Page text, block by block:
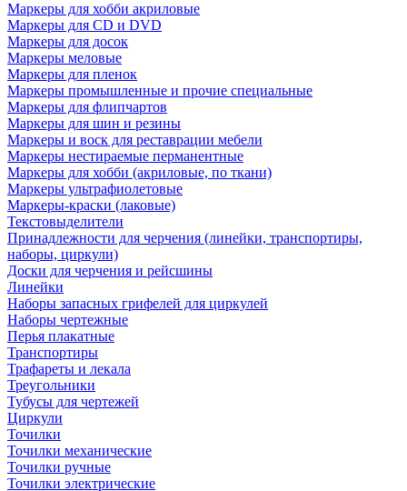
Маркеры для хобби акриловые
Маркеры для CD и DVD
Маркеры для досок
Маркеры меловые
Маркеры для пленок
Маркеры промышленные и прочие специальные
Маркеры для флипчартов
Маркеры для шин и резины
Маркеры и воск для реставрации мебели
Маркеры нестираемые перманентные
Маркеры для хобби (акриловые, по ткани)
Маркеры ультрафиолетовые
Маркеры-краски (лаковые)
Текстовыделители
Принадлежности для черчения (линейки, транспортиры,
наборы, циркули)
Доски для черчения и рейсшины
Линейки
Наборы запасных грифелей для циркулей
Наборы чертежные
Перья плакатные
Транспортиры
Трафареты и лекала
Треугольники
Тубусы для чертежей
Циркули
Точилки
Точилки механические
Точилки ручные
Точилки электрические